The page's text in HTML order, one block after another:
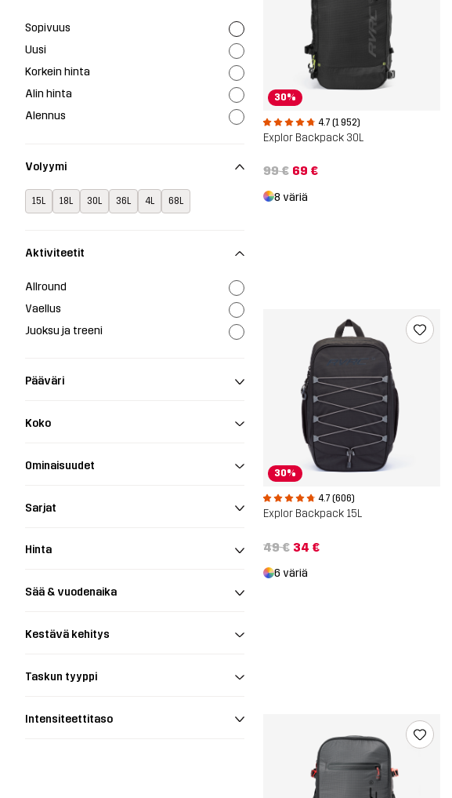
Sopivuus
Uusi
Korkein hinta
Alin hinta
Alennus
Volyymi
15L 18L 30L 36L 4L 68L
Aktiviteetit
Allround
Vaellus
Juoksu ja treeni
Pääväri
Koko
Ominaisuudet
Sarjat
Hinta
Sää & vuodenaika
Kestävä kehitys
Taskun tyyppi
Intensiteettitaso
30%
4.7 (1 952)
Explor Backpack 30L
99 € 69 €
8 väriä
30%
4.7 (606)
Explor Backpack 15L
49 € 34 €
6 väriä